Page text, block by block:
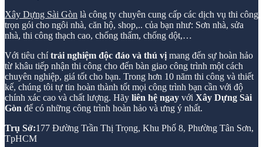
Xây Dựng Sài Gòn là công ty chuyên cung cấp các dịch vụ thi công
trọn gói cho ngôi nhà, căn hộ, shop,.. của bạn như: Sơn nhà, sửa
nhà, thi công thạch cao, chống thấm, chống dột,…
Với tiêu chítrải nghiệm độc đáo và thú vị mang đến sự hoàn hảo
từ khâu tiếp nhận thi công cho đến bàn giao công trình một cách
chuyên nghiệp, giá tốt cho bạn. Trong hơn 10 năm thi công và thiết
kế, chúng tôi tự tin hoàn thành tốt mọi công trình bạn cần với độ
chính xác cao và chất lượng. Hãy liên hệ ngay với Xây Dựng Sài
Gòn để có những công trình hoàn hảo và ưng ý nhất.
Trụ Sở:177 Đường Trần Thị Trọng, Khu Phố 8, Phường Tân Sơn,
TpHCM